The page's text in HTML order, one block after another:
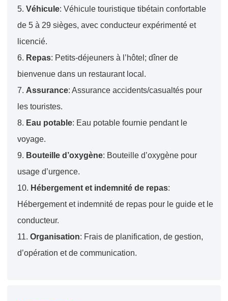
5. Véhicule: Véhicule touristique tibétain confortable
de 5 à 29 sièges, avec conducteur expérimenté et
licencié.
6. Repas: Petits-déjeuners à l’hôtel; dîner de
bienvenue dans un restaurant local.
7. Assurance: Assurance accidents/casualtés pour
les touristes.
8. Eau potable: Eau potable fournie pendant le
voyage.
9. Bouteille d’oxygène: Bouteille d’oxygène pour
usage d’urgence.
10. Hébergement et indemnité de repas:
Hébergement et indemnité de repas pour le guide et le
conducteur.
11. Organisation: Frais de planification, de gestion,
d’opération et de communication.